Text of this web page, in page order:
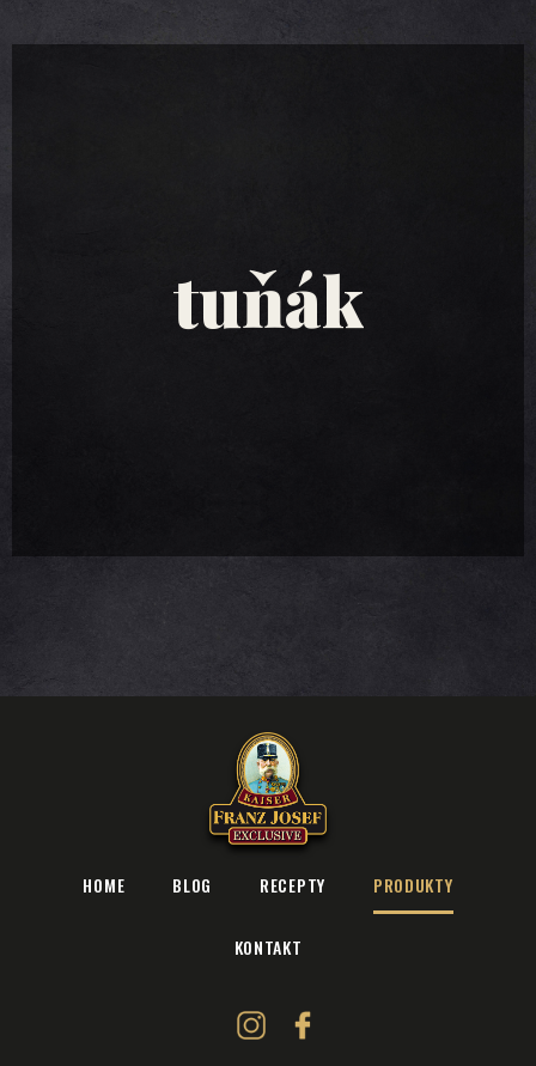
tuňákové
saláty
HOME BLOG RECEPTY PRODUKTY
KONTAKT